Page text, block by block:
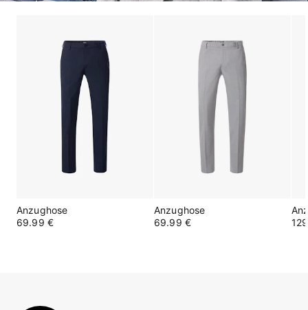
Anzughose
69.99 €
Anzughose
69.99 €